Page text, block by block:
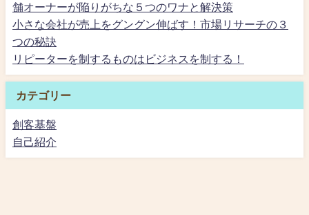
舗オーナーが陥りがちな５つのワナと解決策
小さな会社が売上をグングン伸ばす！市場リサーチの３
つの秘訣
リピーターを制するものはビジネスを制する！
カテゴリー
創客基盤
自己紹介